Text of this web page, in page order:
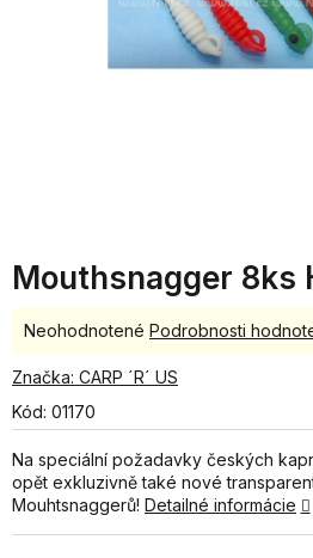
Mouthsnagger 8ks
Kód: 01170
Na speciální požadavky českých
opět exkluzivně také nové
Mouhtsnaggerů! Detailné informácie
Priemerné
produktu
0,0
5
hviezdičiek.
Neohodnotené Podrobnosti
Značka: CARP ´R´ US